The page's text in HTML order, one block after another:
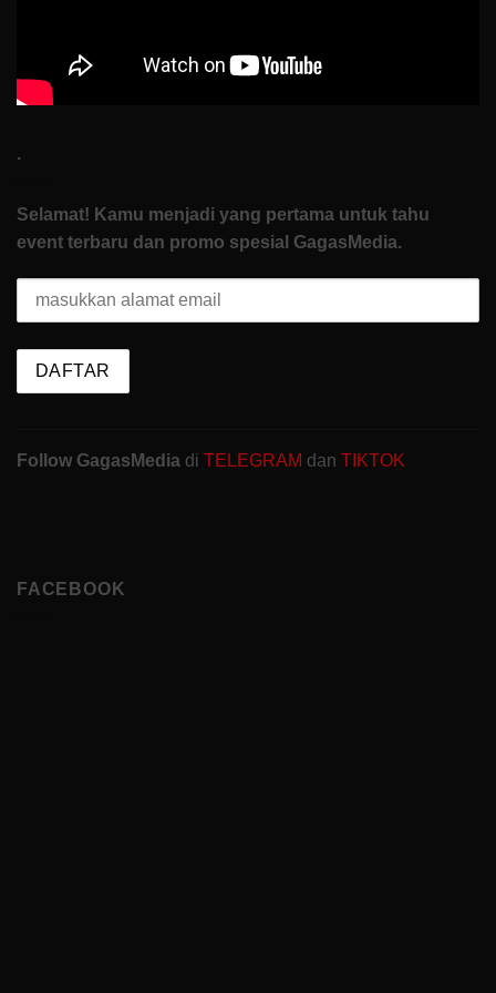
.
Selamat! Kamu menjadi yang pertama untuk tahu
event terbaru dan promo spesial GagasMedia.
Follow GagasMedia di TELEGRAM dan TIKTOK
FACEBOOK